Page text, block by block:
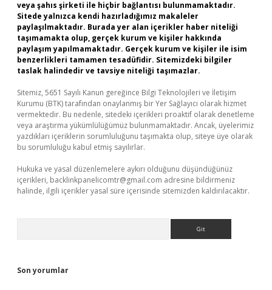
veya şahıs şirketi ile hiçbir bağlantısı bulunmamaktadır.
Sitede yalnızca kendi hazırladığımız makaleler
paylaşılmaktadır. Burada yer alan içerikler haber niteliği
taşımamakta olup, gerçek kurum ve kişiler hakkında
paylaşım yapılmamaktadır. Gerçek kurum ve kişiler ile isim
benzerlikleri tamamen tesadüfidir. Sitemizdeki bilgiler
taslak halindedir ve tavsiye niteliği taşımazlar.
Sitemiz, 5651 Sayılı Kanun gereğince Bilgi Teknolojileri ve İletişim
Kurumu (BTK) tarafından onaylanmış bir Yer Sağlayıcı olarak hizmet
vermektedir. Bu nedenle, sitedeki içerikleri proaktif olarak denetleme
veya araştırma yükümlülüğümüz bulunmamaktadır. Ancak, üyelerimiz
yazdıkları içeriklerin sorumluluğunu taşımakta olup, siteye üye olarak
bu sorumluluğu kabul etmiş sayılırlar.
Hukuka ve yasal düzenlemelere aykırı olduğunu düşündüğünüz
içerikleri, backlinkpanelicomtr@gmail.com adresine bildirmeniz
halinde, ilgili içerikler yasal süre içerisinde sitemizden kaldırılacaktır.
Son yorumlar